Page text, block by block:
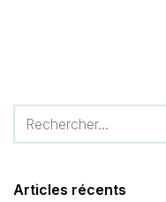
Articles récents